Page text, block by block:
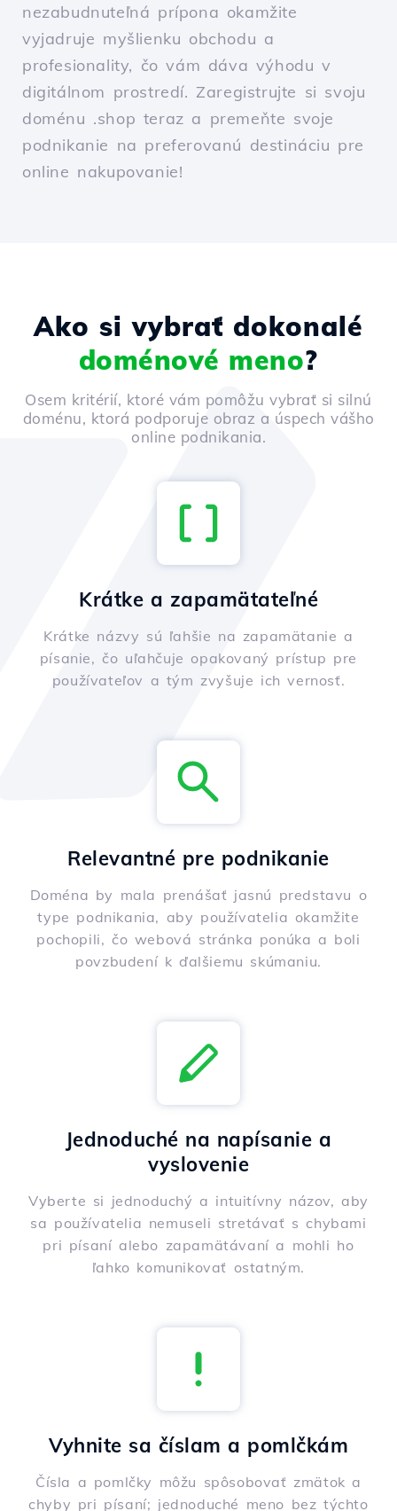
nezabudnuteľná prípona okamžite
vyjadruje myšlienku obchodu a
profesionality, čo vám dáva výhodu v
digitálnom prostredí. Zaregistrujte si svoju
doménu .shop teraz a premeňte svoje
podnikanie na preferovanú destináciu pre
online nakupovanie!
Ako si vybrať dokonalé
doménové meno?
Osem kritérií, ktoré vám pomôžu vybrať si silnú
doménu, ktorá podporuje obraz a úspech vášho
online podnikania.
Krátke a zapamätateľné
Krátke názvy sú ľahšie na zapamätanie a
písanie, čo uľahčuje opakovaný prístup pre
používateľov a tým zvyšuje ich vernosť.
Relevantné pre podnikanie
Doména by mala prenášať jasnú predstavu o
type podnikania, aby používatelia okamžite
pochopili, čo webová stránka ponúka a boli
povzbudení k ďalšiemu skúmaniu.
Jednoduché na napísanie a
vyslovenie
Vyberte si jednoduchý a intuitívny názov, aby
sa používatelia nemuseli stretávať s chybami
pri písaní alebo zapamätávaní a mohli ho
ľahko komunikovať ostatným.
Vyhnite sa číslam a pomlčkám
Čísla a pomlčky môžu spôsobovať zmätok a
chyby pri písaní; jednoduché meno bez týchto